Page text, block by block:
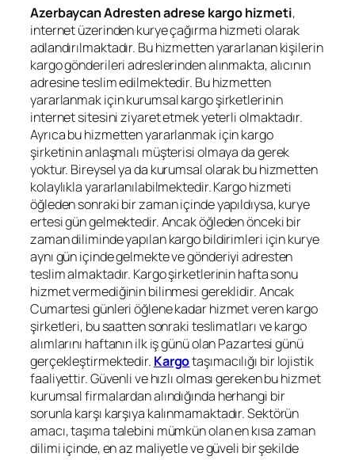
Azerbaycan Adresten adrese kargo hizmeti,
internet üzerinden kurye çağırma hizmeti olarak
adlandırılmaktadır. Bu hizmetten yararlanan kişilerin
kargo gönderileri adreslerinden alınmakta, alıcının
adresine teslim edilmektedir. Bu hizmetten
yararlanmak için kurumsal kargo şirketlerinin
internet sitesini ziyaret etmek yeterli olmaktadır.
Ayrıca bu hizmetten yararlanmak için kargo
şirketinin anlaşmalı müşterisi olmaya da gerek
yoktur. Bireysel ya da kurumsal olarak bu hizmetten
kolaylıkla yararlanılabilmektedir. Kargo hizmeti
öğleden sonraki bir zaman içinde yapıldıysa, kurye
ertesi gün gelmektedir. Ancak öğleden önceki bir
zaman diliminde yapılan kargo bildirimleri için kurye
aynı gün içinde gelmekte ve gönderiyi adresten
teslim almaktadır. Kargo şirketlerinin hafta sonu
hizmet vermediğinin bilinmesi gereklidir. Ancak
Cumartesi günleri öğlene kadar hizmet veren kargo
şirketleri, bu saatten sonraki teslimatları ve kargo
alımlarını haftanın ilk iş günü olan Pazartesi günü
gerçekleştirmektedir. Kargotaşımacılığı bir lojistik
faaliyettir. Güvenli ve hızlı olması gereken bu hizmet
kurumsal firmalardan alındığında herhangi bir
sorunla karşı karşıya kalınmamaktadır. Sektörün
amacı, taşıma talebini mümkün olan en kısa zaman
dilimi içinde, en az maliyetle ve güveli bir şekilde